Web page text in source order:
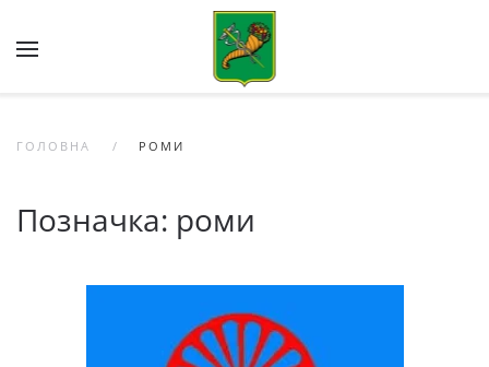
Skip to main content
ГОЛОВНА РОМИ
Позначка: роми